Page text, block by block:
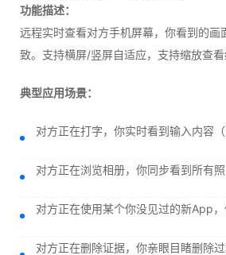
功能描述：
远程实时查看对方手机屏幕，你看到的画
致。支持横屏/竖屏自适应，支持缩放查看
典型应用场景：
对方正在打字，你实时看到输入内容（
对方正在浏览相册，你同步看到所有
对方正在使用某个你没见过的新App
对方正在删除证据，你亲眼目睹删除